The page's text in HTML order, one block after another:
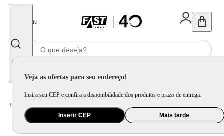
Menu
Veja as ofertas para seu endereço!
Insira seu CEP e confira a disponibilidade dos produtos e prazo de entrega.
Inserir CEP Mais tarde
Home